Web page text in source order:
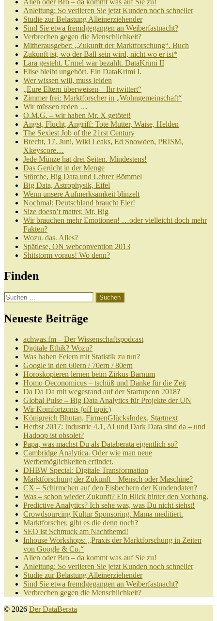
Alien oder Bro – da kommt was auf Sie zu!
Anleitung: So verlieren Sie jetzt Kunden noch schneller
Studie zur Belastung Alleinerziehender
Sind Sie etwa fremdgegangen an Weiberfastnacht?
Verbrechen gegen die Menschlichkeit?
Mitherausgeber: „Zukunft der Marktforschung“. Buch
Zukunft ist, wo der Ball sein wird, nicht wo er ist*
Lara gesteht. Urmel war bezahlt. DataKrimi II
Elise bleibt ungehört. Ein DataKrimi I.
Wer wissen will, muss leiden
„Eure Eltern überweisen – Ihr twittert“
Zimmer frei: Marktforscher in „Wohngemeinschaft“
Wir müssen reden …
O.M.G. – wir haben Mr. X getötet!
Angst, Flucht, Angriff: Tote Mutter, Waise, Helden
The Sexiest Job of the 21rst Century
Brecht, 17. Juni, Wiki Leaks, Ed Snowden, PRISM,
Xkeyscore…
Jede Münze hat drei Seiten. Mindestens!
Das Gerücht in der Menge
Störche, Big Data und Lehrer Bömmel
Big Data, Astrophysik, Eifel
Wenn unsere Aufmerksamkeit blinzelt
Nochmal: Deutschland braucht Eier!
Size doesn’t matter, Mr. Big
Wir brauchen mehr Emotionen! …oder vielleicht doch mehr
Fakten?
Wozu. das. Alles?
Spätlese, ON webconvention 2013
Shitstorm voraus! Wo denn?
Finden
Suchen
nach:
Neueste Beiträge
achwas.fm – Der Wissenschaftspodcast
Digitale Ethik? Wozu?
Was haben Feiern mit Statistik zu tun?
Google in den 60ern / 70ern / 80ern
Horoskopieren lernen beim Zirkus Barnum
Homo Oeconomicus – tschüß und Danke für die Zeit
Da Da Da mit wegesrand auf der Startupcon 2018?
Global Pulse – Big Data Analytics für Projekte der UN
Wir Komfortzonis (off topic)
Königreich Bhutan, FirmenGlücksIndex, Startnext
Herbst 2017: Industrie 4.1, AI und Dark Data sind da – und
Hadoop ist obsolet?
Papa, was machst Du als Databerata eigentlich so?
Cambridge Analytica. Oder wie man neue
Werbemöglichkeiten erfindet.
DHBW Special: Digitale Transformation
Marktforschung der Zukunft – Mensch oder Maschine?
CX – Schirmchen auf den Eisbechern der Kundendaten?
Was – schon wieder Zukunft? Ein Blick hinter den Vorhang.
Predictive Analytics? Ich sehe was, was Du nicht siehst!
Crowdsourcing Kultur Sponsoring. Mama meditiert.
Marktforscher, gibt es die denn noch?
SEO ist Schmuck am Nachthemd!
Inhouse Workshops: „Praxis der Marktforschung in Zeiten
von Google & Co.“
Alien oder Bro – da kommt was auf Sie zu!
Anleitung: So verlieren Sie jetzt Kunden noch schneller
Studie zur Belastung Alleinerziehender
Sind Sie etwa fremdgegangen an Weiberfastnacht?
Verbrechen gegen die Menschlichkeit?
© 2026 Der DataBerata